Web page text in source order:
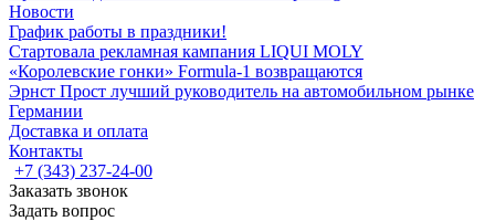
Новости
График работы в праздники!
Стартовала рекламная кампания LIQUI MOLY
«Королевские гонки» Formula-1 возвращаются
Эрнст Прост лучший руководитель на автомобильном рынке
Германии
Доставка и оплата
Контакты
+7 (343) 237-24-00
Заказать звонок
Задать вопрос